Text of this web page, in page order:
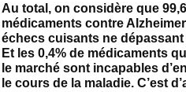
Au total, on considère que
médicaments contre
échecs cuisants ne
Et les 0,4% de médicaments
le marché sont incapables
le cours de la maladie. C’est